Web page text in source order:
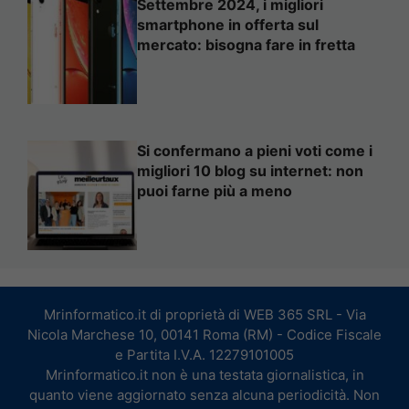
Settembre 2024, i migliori
smartphone in offerta sul
mercato: bisogna fare in fretta
Si confermano a pieni voti come i
migliori 10 blog su internet: non
puoi farne più a meno
Mrinformatico.it di proprietà di WEB 365 SRL - Via
Nicola Marchese 10, 00141 Roma (RM) - Codice Fiscale
e Partita I.V.A. 12279101005
Mrinformatico.it non è una testata giornalistica, in
quanto viene aggiornato senza alcuna periodicità. Non